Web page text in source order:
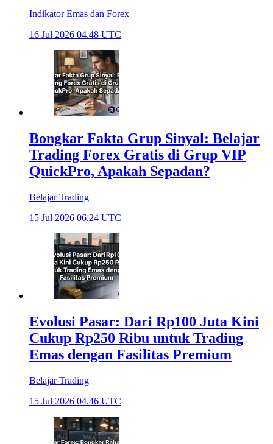
Indikator Emas dan Forex
16 Jul 2026 04.48 UTC
Bongkar Fakta Grup Sinyal: Belajar
Trading Forex Gratis di Grup VIP
QuickPro, Apakah Sepadan?
Belajar Trading
15 Jul 2026 06.24 UTC
Evolusi Pasar: Dari Rp100 Juta Kini
Cukup Rp250 Ribu untuk Trading
Emas dengan Fasilitas Premium
Belajar Trading
15 Jul 2026 04.46 UTC